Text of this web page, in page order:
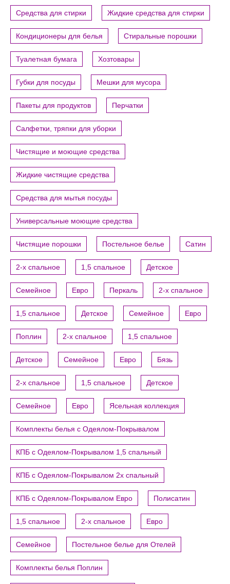
Средства для стирки Жидкие средства для стирки
Кондиционеры для белья Стиральные порошки
Туалетная бумага Хозтовары
Губки для посуды Мешки для мусора
Пакеты для продуктов Перчатки
Салфетки, тряпки для уборки
Чистящие и моющие средства
Жидкие чистящие средства
Средства для мытья посуды
Универсальные моющие средства
Чистящие порошки Постельное белье Сатин
2-х спальное 1,5 спальное Детское
Семейное Евро Перкаль 2-х спальное
1,5 спальное Детское Семейное Евро
Поплин 2-х спальное 1,5 спальное
Детское Семейное Евро Бязь
2-х спальное 1,5 спальное Детское
Семейное Евро Ясельная коллекция
Комплекты белья с Одеялом-Покрывалом
КПБ с Одеялом-Покрывалом 1,5 спальный
КПБ с Одеялом-Покрывалом 2х спальный
КПБ с Одеялом-Покрывалом Евро Полисатин
1,5 спальное 2-х спальное Евро
Семейное Постельное белье для Отелей
Комплекты белья Поплин